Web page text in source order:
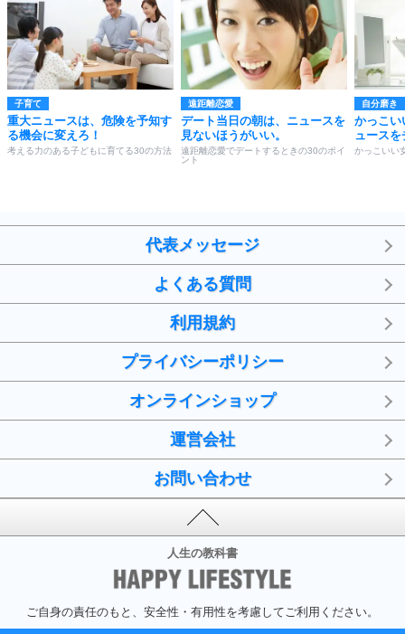
子育て
重大ニュースは、危険を予知す
る機会に変えろ！
考える力のある子どもに育てる30の方法
遠距離恋愛
デート当日の朝は、ニュースを
見ないほうがいい。
遠距離恋愛でデートするときの30のポイ
ント
自分磨き
かっこい
ュースを
かっこいい
代表メッセージ
よくある質問
利用規約
プライバシーポリシー
オンラインショップ
運営会社
お問い合わせ
人生の教科書
ご自身の責任のもと、安全性・有用性を考慮してご利用ください。